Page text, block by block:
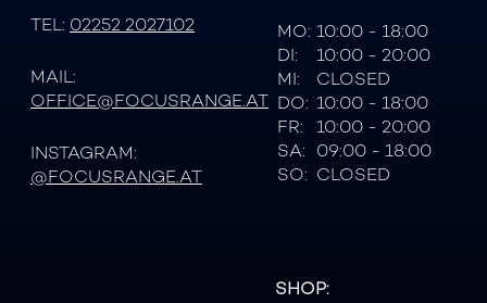
TEL: 02252 2027102
MAIL:
OFFICE@FOCUSRANGE.AT
INSTAGRAM:
@FOCUSRANGE.AT
MO: 10:00 - 18:00
DI:
10:00 - 20:00
MI:
CLOSED
DO: 10:00 - 18:00
FR:
10:00 - 20:00
SA: 09:00 - 18:00
SO: CLOSED
SHOP: